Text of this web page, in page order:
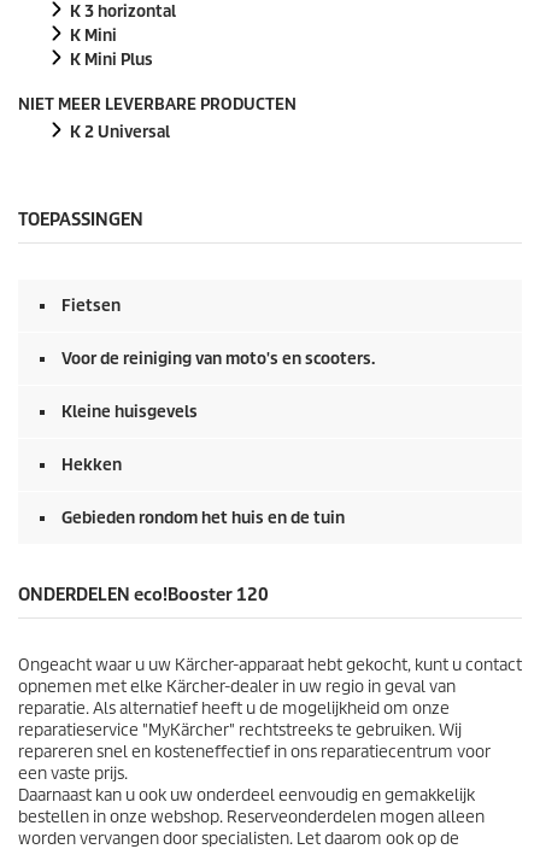
K 3 horizontal
K Mini
K Mini Plus
NIET MEER LEVERBARE PRODUCTEN
K 2 Universal
TOEPASSINGEN
Fietsen
Voor de reiniging van moto's en scooters.
Kleine huisgevels
Hekken
Gebieden rondom het huis en de tuin
ONDERDELEN eco!Booster 120
Ongeacht waar u uw Kärcher-apparaat hebt gekocht, kunt u contact
opnemen met elke Kärcher-dealer in uw regio in geval van
reparatie. Als alternatief heeft u de mogelijkheid om onze
reparatieservice "MyKärcher" rechtstreeks te gebruiken. Wij
repareren snel en kosteneffectief in ons reparatiecentrum voor
een vaste prijs.
Daarnaast kan u ook uw onderdeel eenvoudig en gemakkelijk
bestellen in onze webshop. Reserveonderdelen mogen alleen
worden vervangen door specialisten. Let daarom ook op de